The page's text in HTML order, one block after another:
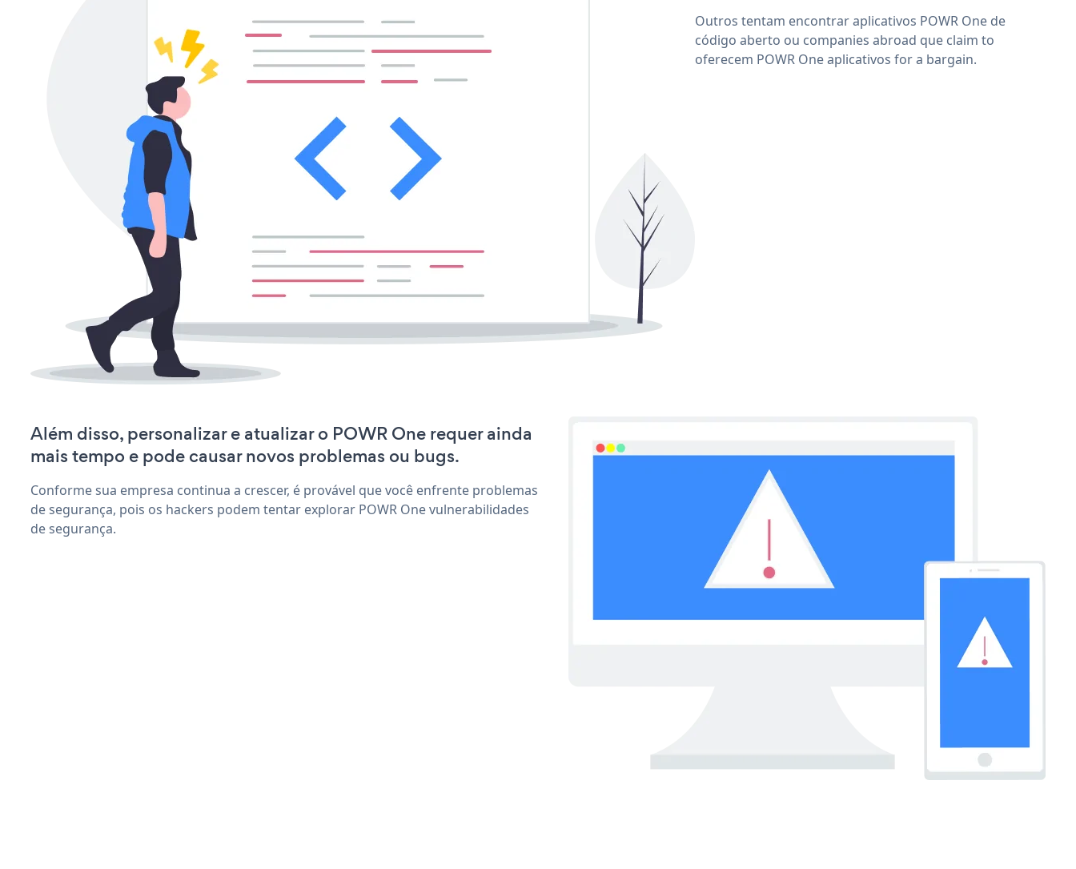
Outros tentam encontrar aplicativos POWR One de
código aberto ou companies abroad que claim to
oferecem POWR One aplicativos for a bargain.
Além disso, personalizar e atualizar o POWR One requer ainda
mais tempo e pode causar novos problemas ou bugs.
Conforme sua empresa continua a crescer, é provável que você enfrente problemas
de segurança, pois os hackers podem tentar explorar POWR One vulnerabilidades
de segurança.